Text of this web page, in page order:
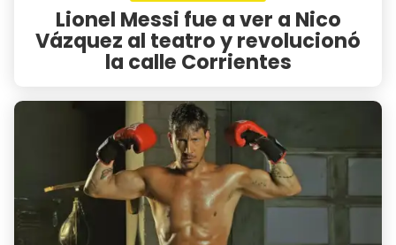
Lionel Messi fue a ver a Nico
Vázquez al teatro y revolucionó
la calle Corrientes